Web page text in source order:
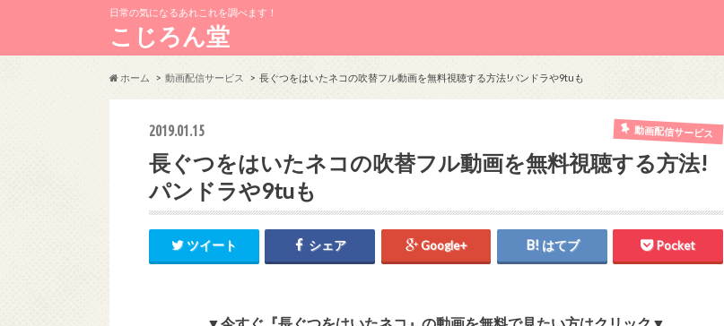
日常の気になるあれこれを調べます！
こじろん堂
ホーム 動画配信サービス 長ぐつをはいたネコの吹替フル動画を無料視聴する方法!パンドラや9tuも
2019.01.15 動画配信サービス
長ぐつをはいたネコの吹替フル動画を無料視聴する方法!
パンドラや9tuも
ツイート シェア Google+ はてブ Pocket